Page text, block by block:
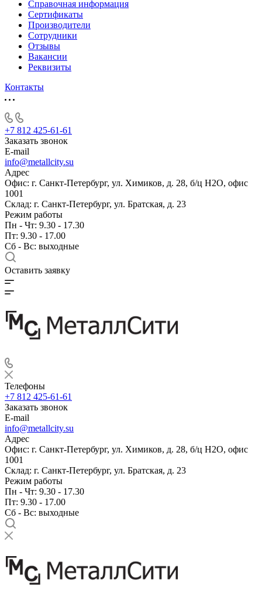
Справочная информация
Сертификаты
Производители
Сотрудники
Отзывы
Вакансии
Реквизиты
Контакты
+7 812 425-61-61
Заказать звонок
E-mail
info@metallcity.su
Адрес
Офис: г. Санкт-Петербург, ул. Химиков, д. 28, б/ц Н2О, офис
1001
Склад: г. Санкт-Петербург, ул. Братская, д. 23
Режим работы
Пн - Чт: 9.30 - 17.30
Пт: 9.30 - 17.00
Сб - Вс: выходные
Оставить заявку
Телефоны
+7 812 425-61-61
Заказать звонок
E-mail
info@metallcity.su
Адрес
Офис: г. Санкт-Петербург, ул. Химиков, д. 28, б/ц Н2О, офис
1001
Склад: г. Санкт-Петербург, ул. Братская, д. 23
Режим работы
Пн - Чт: 9.30 - 17.30
Пт: 9.30 - 17.00
Сб - Вс: выходные